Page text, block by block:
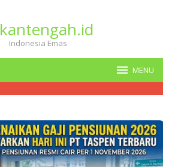
Indonesia Emas
MENU